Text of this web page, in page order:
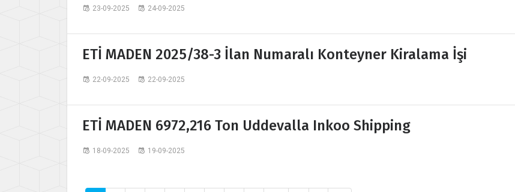
23-09-2025 24-09-2025
ETİ MADEN 2025/38-3 İlan Numaralı Konteyner Kiralama İşi
22-09-2025 22-09-2025
ETİ MADEN 6972,216 Ton Uddevalla Inkoo Shipping
18-09-2025 19-09-2025